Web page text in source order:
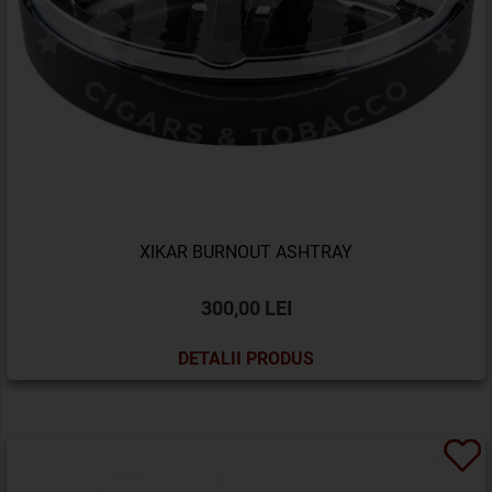
XIKAR BURNOUT ASHTRAY
300,00 LEI
DETALII PRODUS